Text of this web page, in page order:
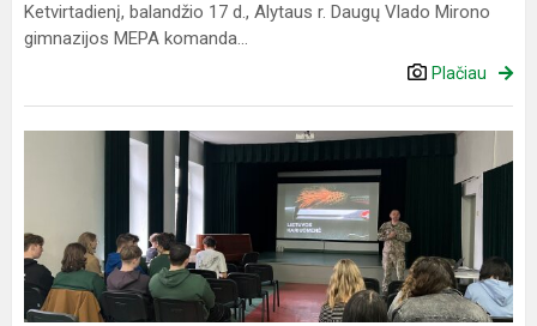
Ketvirtadienį, balandžio 17 d., Alytaus r. Daugų Vlado Mirono
gimnazijos MEPA komanda...
Plačiau
pristatė
naujoves
mokiniams